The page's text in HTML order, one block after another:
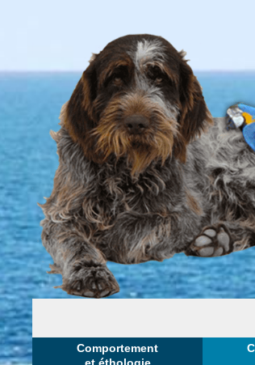
Comportement